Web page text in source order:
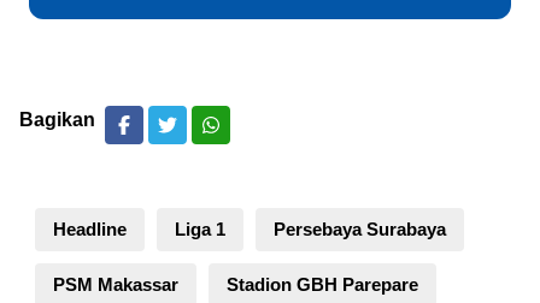
Bagikan
Headline Liga 1 Persebaya Surabaya
PSM Makassar Stadion GBH Parepare